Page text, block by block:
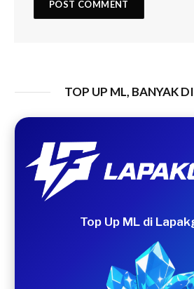
TOP UP ML, BANYAK
Top Up ML di